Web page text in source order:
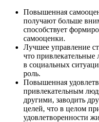
Повышенная
получают больше
способствует
самооценки.
Лучшее управление
что
в социальных
роль.
Повышенная
привлекательным
другими, заводить
целей, что в целом
удовлетворенности